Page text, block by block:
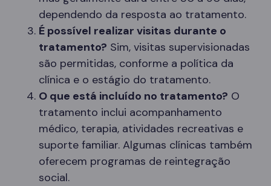
dependendo da resposta ao tratamento.
É possível realizar visitas durante o
tratamento? Sim, visitas supervisionadas
são permitidas, conforme a política da
clínica e o estágio do tratamento.
O que está incluído no tratamento? O
tratamento inclui acompanhamento
médico, terapia, atividades recreativas e
suporte familiar. Algumas clínicas também
oferecem programas de reintegração
social.